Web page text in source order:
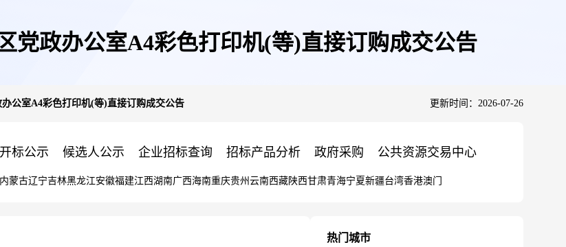
党政办公室A4彩色打印机(等)直接订购成交公告
公室A4彩色打印机(等)直接订购成交公告 更新时间：2026-07-26
开标公示 候选人公示 企业招标查询 招标产品分析 政府采购 公共资源交易中心
内蒙古辽宁吉林黑龙江安徽福建江西湖南广西海南重庆贵州 云南西藏陕西甘肃青海宁夏新疆台湾香港澳门
热门城市